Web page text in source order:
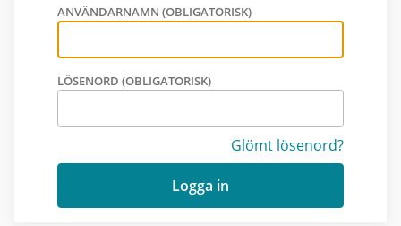
ANVÄNDARNAMN (OBLIGATORISK)
LÖSENORD (OBLIGATORISK)
Glömt lösenord?
Logga in